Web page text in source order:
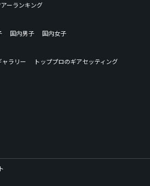
アーランキング
国内男子
国内女子
ャラリー
トッププロのギアセッティング